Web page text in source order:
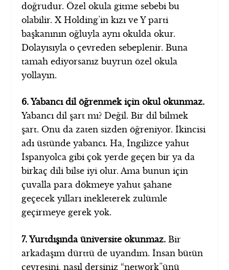
doğrudur. Özel okula gitme sebebi bu
olabilir. X Holding’in kızı ve Y parti
başkanının oğluyla aynı okulda okur.
Dolayısıyla o çevreden sebeplenir. Buna
tamah ediyorsanız buyrun özel okula
yollayın.
6. Yabancı dil öğrenmek için okul okunmaz.
Yabancı dil şart mı? Değil. Bir dil bilmek
şart. Onu da zaten sizden öğreniyor. İkincisi
adı üstünde yabancı. Ha, İngilizce yahut
İspanyolca gibi çok yerde geçen bir ya da
birkaç dili bilse iyi olur. Ama bunun için
çuvalla para dökmeye yahut şahane
geçecek yılları inekleterek zulümle
geçirmeye gerek yok.
7. Yurtdışında üniversite okunmaz. Bir
arkadaşım dürttü de uyandım. İnsan bütün
çevresini, nasıl dersiniz “network”ünü